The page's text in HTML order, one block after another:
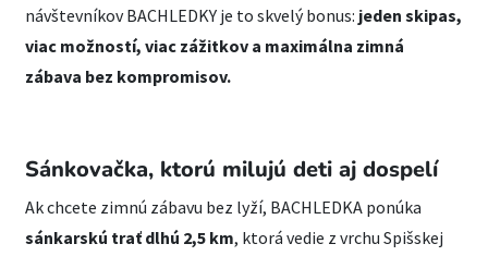
návštevníkov BACHLEDKY je to skvelý bonus: jeden skipas,
viac možností, viac zážitkov a maximálna zimná
zábava bez kompromisov.
Sánkovačka, ktorú milujú deti aj dospelí
Ak chcete zimnú zábavu bez lyží, BACHLEDKA ponúka
sánkarskú trať dlhú 2,5 km, ktorá vedie z vrchu Spišskej